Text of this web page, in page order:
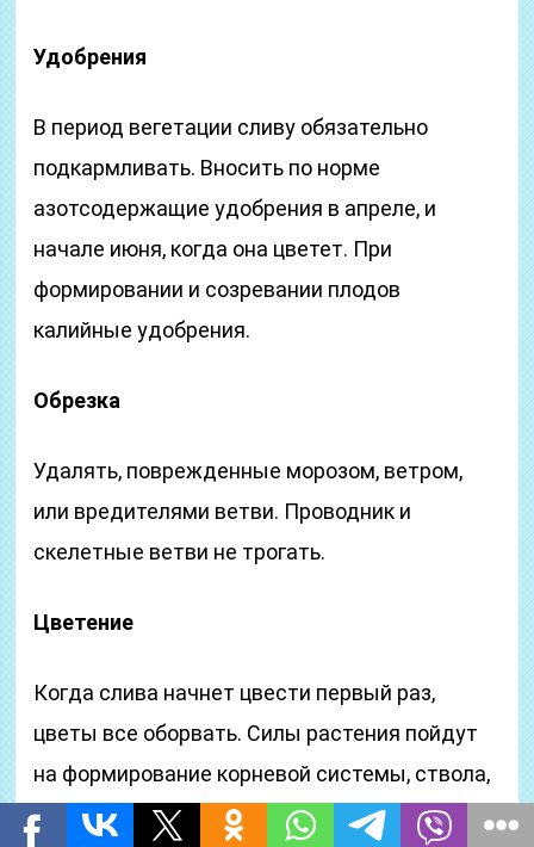
Удобрения
В период вегетации сливу обязательно
подкармливать. Вносить по норме
азотсодержащие удобрения в апреле, и
начале июня, когда она цветет. При
формировании и созревании плодов
калийные удобрения.
Обрезка
Удалять, поврежденные морозом, ветром,
или вредителями ветви. Проводник и
скелетные ветви не трогать.
Цветение
Когда слива начнет цвести первый раз,
цветы все оборвать. Силы растения пойдут
на формирование корневой системы, ствола,
веток. В последующие годы часть цветов и